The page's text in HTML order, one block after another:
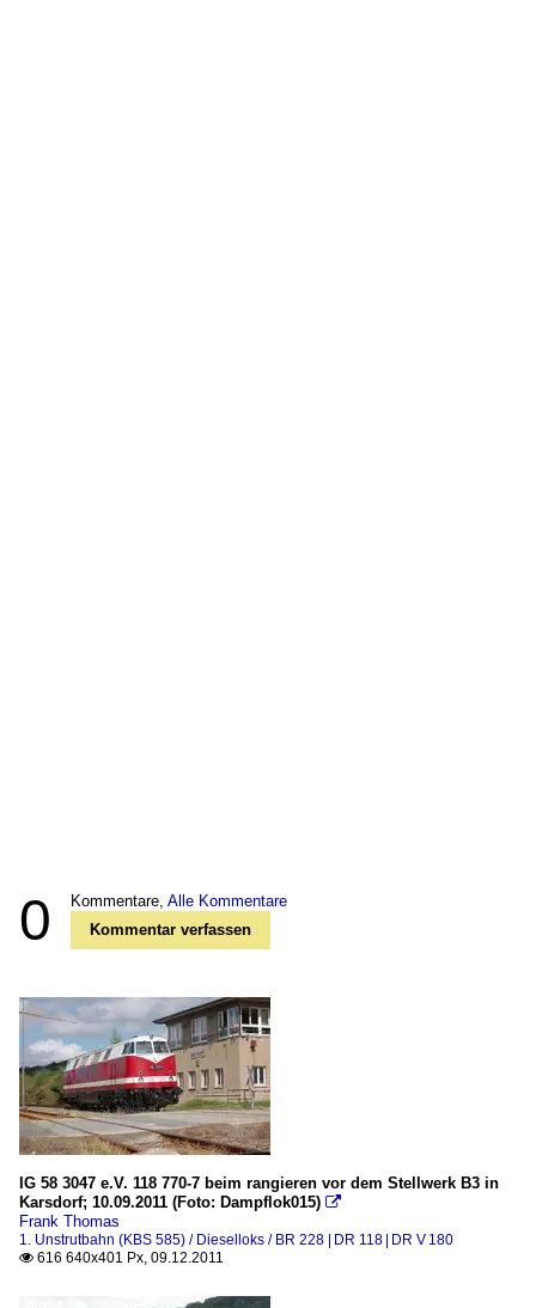
0 Kommentare, Alle Kommentare
Kommentar verfassen
IG 58 3047 e.V. 118 770-7 beim rangieren vor dem Stellwerk B3 in
Karsdorf; 10.09.2011 (Foto: Dampflok015) 
Frank Thomas
1. Unstrutbahn (KBS 585) / Dieselloks / BR 228 | DR 118 | DR V 180
 616 640x401 Px, 09.12.2011